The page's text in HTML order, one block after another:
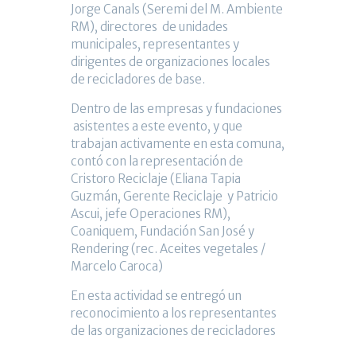
Jorge Canals (Seremi del M. Ambiente
RM), directores de unidades
municipales, representantes y
dirigentes de organizaciones locales
de recicladores de base.
Dentro de las empresas y fundaciones
asistentes a este evento, y que
trabajan activamente en esta comuna,
contó con la representación de
Cristoro Reciclaje (Eliana Tapia
Guzmán, Gerente Reciclaje y Patricio
Ascui, jefe Operaciones RM),
Coaniquem, Fundación San José y
Rendering (rec. Aceites vegetales /
Marcelo Caroca)
En esta actividad se entregó un
reconocimiento a los representantes
de las organizaciones de recicladores